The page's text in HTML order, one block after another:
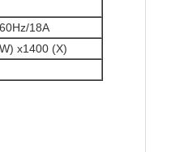
18A
x1400 (Χ)